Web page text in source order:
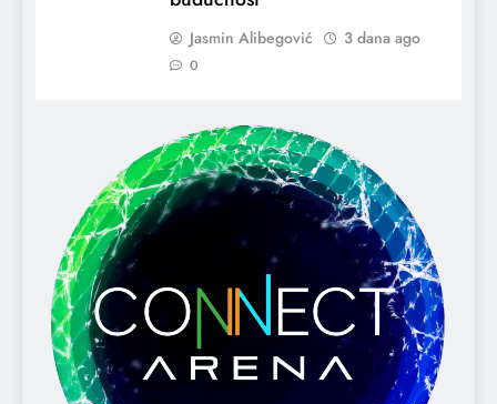
Jasmin Alibegović 3 dana ago
0